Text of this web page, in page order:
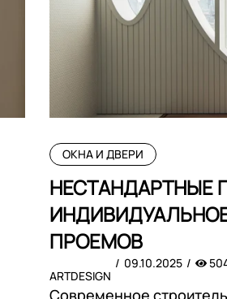
ОКНА И ДВЕРИ
НЕСТАНДАРТНЫЕ
ПРОЕМОВ
ARTDESIGN
09.10.2025
Современное